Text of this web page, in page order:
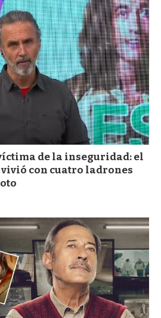
de la inseguridad: el
con cuatro ladrones